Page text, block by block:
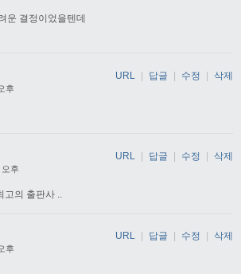
운 결정이었을텐데
후
URL | 답글 | 수정 | 삭제
후
의 출판사 ..
URL | 답글 | 수정 | 삭제
후
URL 답글 수정 삭제